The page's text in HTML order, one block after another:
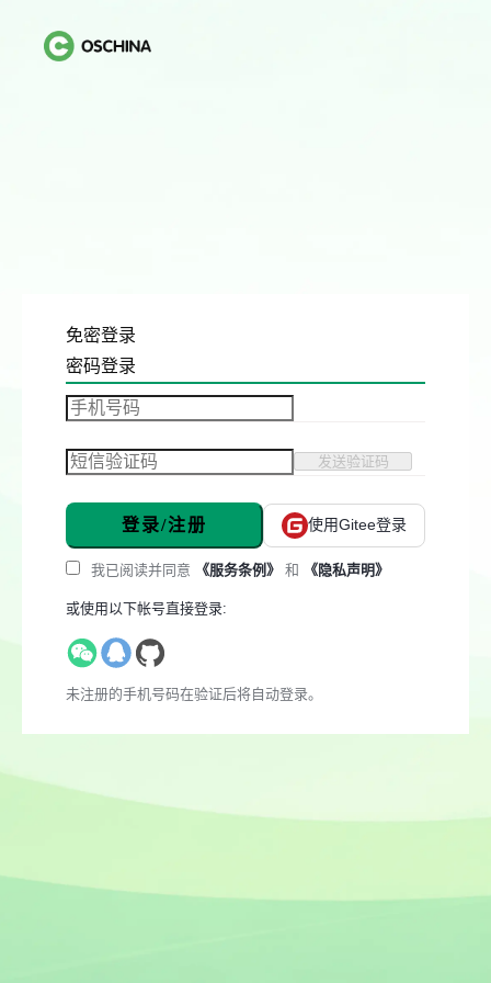
免密登录
密码登录
发送验证码
登录/注册 使用Gitee登录
我已阅读并同意 《服务条例》 和 《隐私声明》
或使用以下帐号直接登录:
未注册的手机号码在验证后将自动登录。